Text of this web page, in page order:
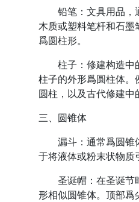
铅笔：文具用品，
木质或塑料笔杆和石
爲圆柱形。
柱子：修建构造中
柱子的外形爲圆柱体。
圆柱，以及古代修建中
三、圆锥体
漏斗：通常爲圆锥
于将液体或粉末状物质
圣诞帽：在圣诞节
形相似圆锥体。顶部